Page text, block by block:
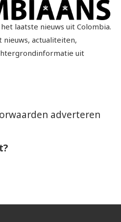
laatste nieuws uit Colombia.
nieuws, actualiteiten,
uit
adverteren